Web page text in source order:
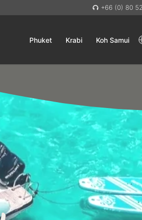
+66 (0) 80
Phuket Krabi Koh Samui